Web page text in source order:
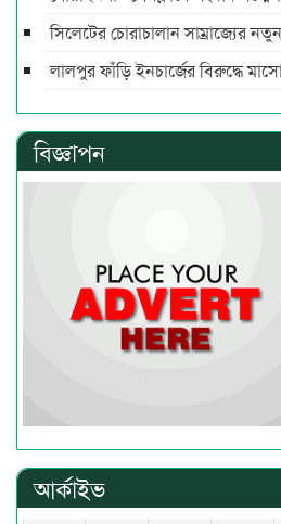
সিলেটের চোরাচালান সাম্রাজ্যের
লালপুর ফাঁড়ি ইনচার্জের বিরুদ্ধে
বিজ্ঞাপন
আর্কাইভ